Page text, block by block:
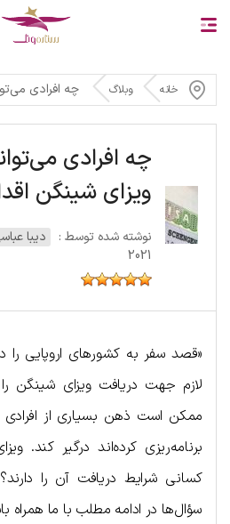
خانه وبلاگ چه افرادی می‌‌توانند
چه افرادی
ویزای شینگن
نوشته شده توسط : دیبا
2021
«قصد سفر به کشورهای اروپایی را
لازم جهت دریافت ویزای شینگن
ممکن است ذهن بسیاری از افرادی
برنامه‌ریزی کرده‌اند درگیر
کسانی شرایط دریافت آن را
سؤال‌ها در ادامه مطلب با ما همراه